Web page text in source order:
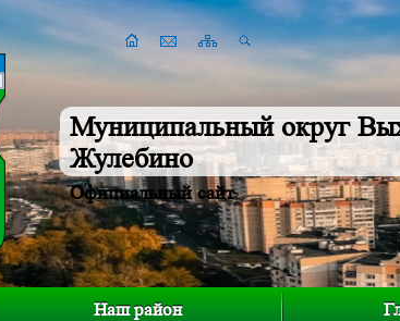
Муниципальный округ
Жулебино
Официальный сайт
Наш район